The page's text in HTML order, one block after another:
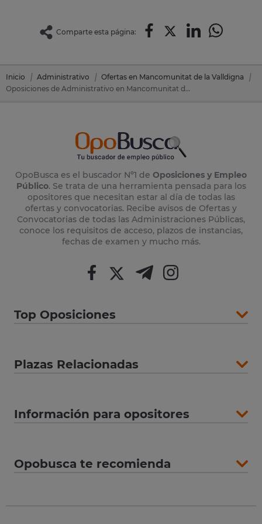
Comparte esta página:
Inicio Administrativo
Ofertas en Mancomunitat de la Valldigna
Oposiciones de Administrativo en Mancomunitat de la Valldigna (Valencia)
OpoBusca es el buscador Nº1 de Oposiciones y Empleo
Público. Se trata de una herramienta pensada para los
opositores que necesitan estar al día de todas las
ofertas y convocatorias. Recibe avisos de Ofertas y
Convocatorias de todas las Administraciones Públicas,
conoce los requisitos de acceso, plazos de instancias,
fechas de examen y mucho más.
Top Oposiciones
Plazas Relacionadas
Información para opositores
Opobusca te recomienda